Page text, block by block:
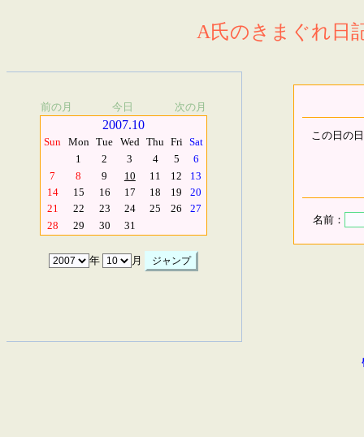
A氏のきまぐれ日
前の月 今日 次の月
2007.10
Sun Mon Tue Wed Thu Fri Sat
1
2 3 4 5
6
7
8 9 10 11 12
13
14
15 16 17 18 19
20
21
22 23 24 25 26
27
28
29 30 31
年 月
この日の
名前：